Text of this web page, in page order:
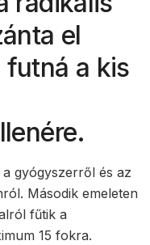
el
futná a kis
gyógyszerről és az
Második emeleten
fűtik a
15 fokra.